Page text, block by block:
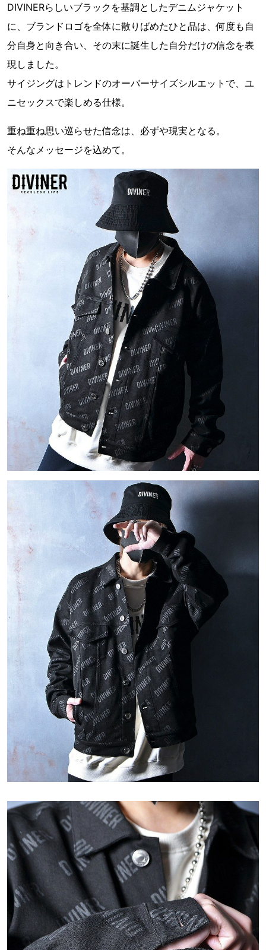
DIVINERらしいブラックを基調としたデニムジャケット
に、ブランドロゴを全体に散りばめたひと品は、何度も自
分自身と向き合い、その末に誕生した自分だけの信念を表
現しました。
サイジングはトレンドのオーバーサイズシルエットで、ユ
ニセックスで楽しめる仕様。
重ね重ね思い巡らせた信念は、必ずや現実となる。
そんなメッセージを込めて。